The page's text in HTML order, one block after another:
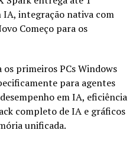
IA, integração nativa com
Começo para os
primeiros PCs Windows
para agentes
em IA, eficiência
completo de IA e gráficos
unificada.